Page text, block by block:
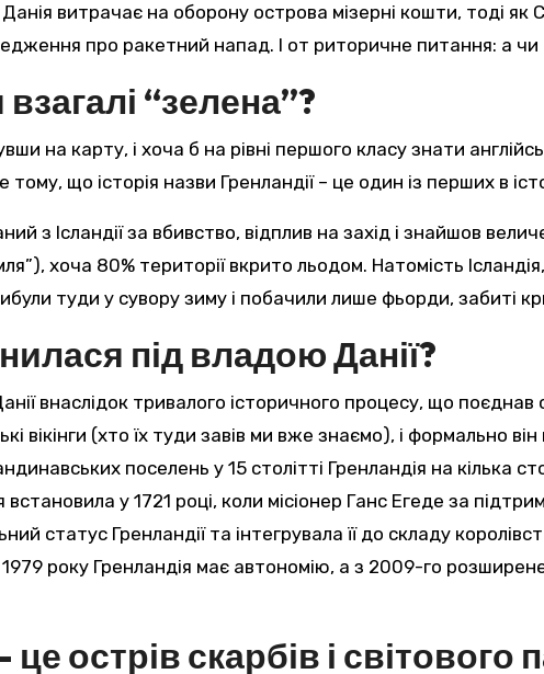
витрачає на оборону острова мізерні кошти, тоді
про ракетний напад. І от риторичне питання: а
“зелена”?
на карту, і хоча б на рівні першого класу знати
що історія назви Гренландії – це один із перших в
з Ісландії за вбивство, відплив на захід і знайшов
хоча 80% території вкрито льодом. Натомість
туди у сувору зиму і побачили лише фьорди, забиті
під владою Данії?
внаслідок тривалого історичного процесу, що поєднав
вікінги (хто їх туди завів ми вже знаємо), і формально
поселень у 15 столітті Гренландія на кілька
у 1721 році, коли місіонер Ганс Егеде за
статус Гренландії та інтегрувала її до складу
року Гренландія має автономію, а з 2009-го
острів скарбів і світового